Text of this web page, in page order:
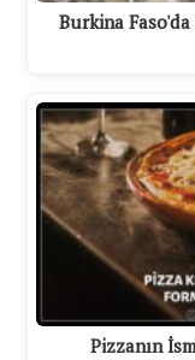
Burkina
Pizzanın